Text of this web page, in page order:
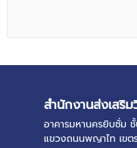
สำนักงานส่งเสริ
อาคารมหานครยิบซั่ม
แขวงถนนพญาไท เขต